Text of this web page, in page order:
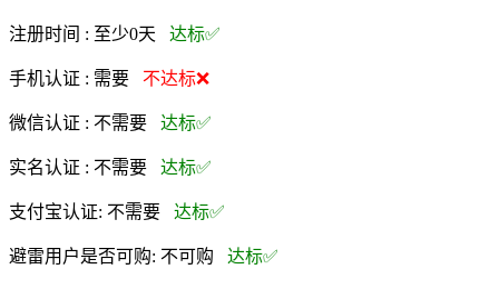
注册时间 : 至少0天 达标✅
手机认证 : 需要 不达标❌
微信认证 : 不需要 达标✅
实名认证 : 不需要 达标✅
支付宝认证: 不需要 达标✅
避雷用户是否可购: 不可购 达标✅